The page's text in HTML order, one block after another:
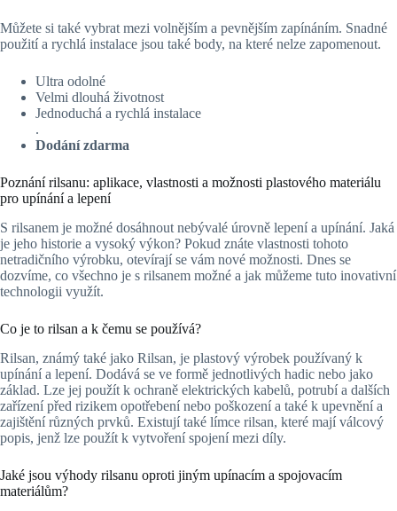
Můžete si také vybrat mezi volnějším a pevnějším zapínáním. Snadné
použití a rychlá instalace jsou také body, na které nelze zapomenout.
Ultra odolné
Velmi dlouhá životnost
Jednoduchá a rychlá instalace
.
Dodání zdarma
Poznání rilsanu: aplikace, vlastnosti a možnosti plastového materiálu
pro upínání a lepení
S rilsanem je možné dosáhnout nebývalé úrovně lepení a upínání. Jaká
je jeho historie a vysoký výkon? Pokud znáte vlastnosti tohoto
netradičního výrobku, otevírají se vám nové možnosti. Dnes se
dozvíme, co všechno je s rilsanem možné a jak můžeme tuto inovativní
technologii využít.
Co je to rilsan a k čemu se používá?
Rilsan, známý také jako Rilsan, je plastový výrobek používaný k
upínání a lepení. Dodává se ve formě jednotlivých hadic nebo jako
základ. Lze jej použít k ochraně elektrických kabelů, potrubí a dalších
zařízení před rizikem opotřebení nebo poškození a také k upevnění a
zajištění různých prvků. Existují také límce rilsan, které mají válcový
popis, jenž lze použít k vytvoření spojení mezi díly.
Jaké jsou výhody rilsanu oproti jiným upínacím a spojovacím
materiálům?